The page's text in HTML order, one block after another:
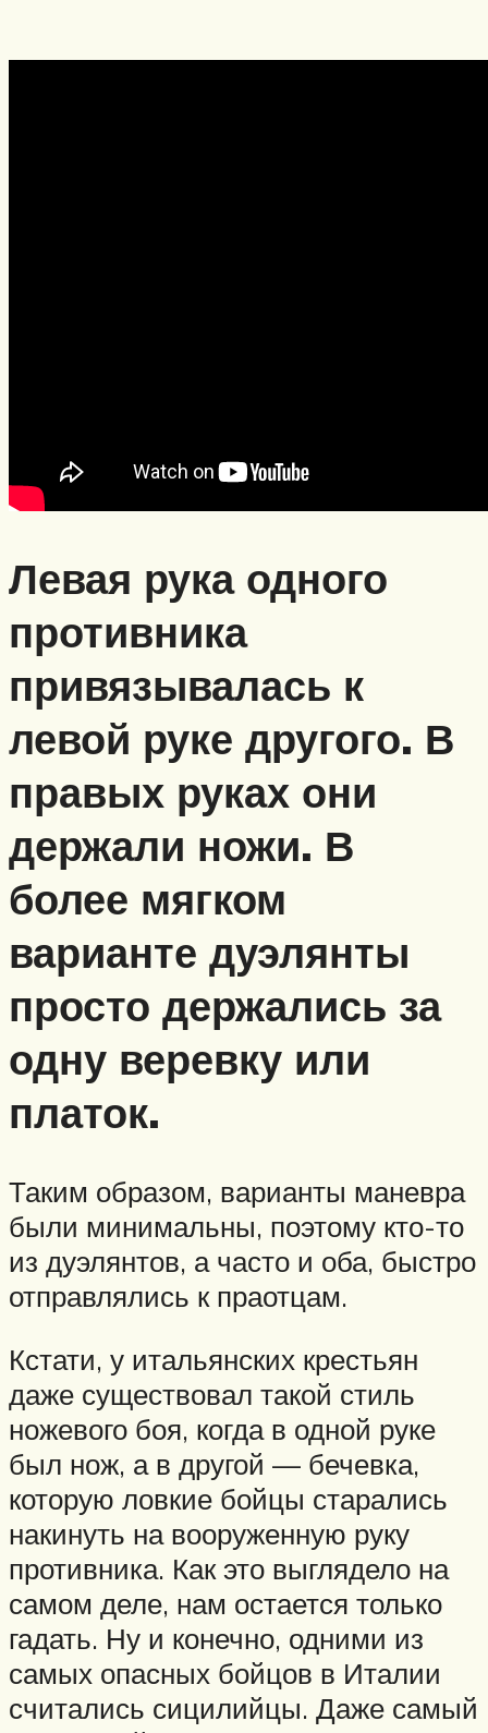
Левая рука одного
противника
привязывалась к
левой руке другого. В
правых руках они
держали ножи. В
более мягком
варианте дуэлянты
просто держались за
одну веревку или
платок.
Таким образом, варианты маневра
были минимальны, поэтому кто-то
из дуэлянтов, а часто и оба, быстро
отправлялись к праотцам.
Кстати, у итальянских крестьян
даже существовал такой стиль
ножевого боя, когда в одной руке
был нож, а в другой — бечевка,
которую ловкие бойцы старались
накинуть на вооруженную руку
противника. Как это выглядело на
самом деле, нам остается только
гадать. Ну и конечно, одними из
самых опасных бойцов в Италии
считались сицилийцы. Даже самый